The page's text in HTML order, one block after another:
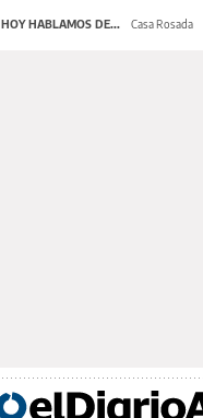
HOY HABLAMOS DE... Casa Rosada